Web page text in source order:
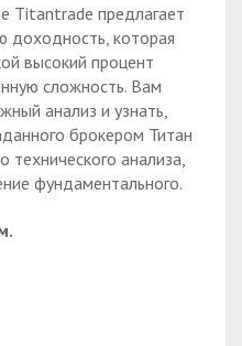
Titantrade предлагает
доходность, которая
высокий процент
сложность. Вам
анализ и узнать,
брокером Титан
анализа,
фундаментального.